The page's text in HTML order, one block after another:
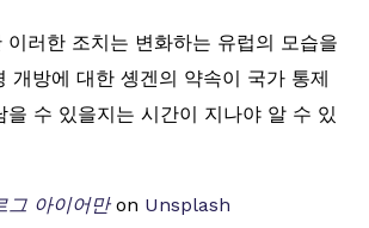
이러한 조치는 변화하는 유럽의 모습을
개방에 대한 솅겐의 약속이 국가 통제
을 수 있을지는 시간이 지나야 알 수 있
그 아이어만on Unsplash